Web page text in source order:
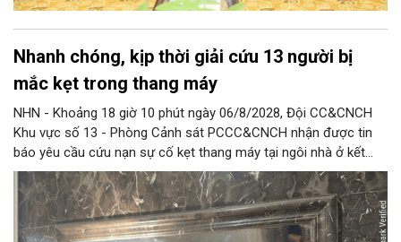
Nhanh chóng, kịp thời giải cứu 13 người bị
mắc kẹt trong thang máy
NHN - Khoảng 18 giờ 10 phút ngày 06/8/2028, Đội CC&CNCH
Khu vực số 13 - Phòng Cảnh sát PCCC&CNCH nhận được tin
báo yêu cầu cứu nạn sự cố kẹt thang máy tại ngôi nhà ở kết
hợp kinh doanh tại địa chỉ số 1C Định Công Thượng, phường
Định Công khiến 13 người (trong đó có 8 cháu nhỏ) bị mắc kẹt.